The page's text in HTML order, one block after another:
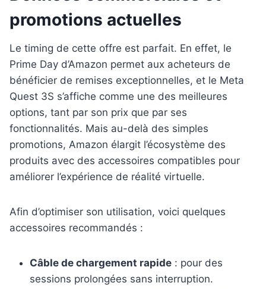
promotions actuelles
Le timing de cette offre est parfait. En effet, le
Prime Day d’Amazon permet aux acheteurs de
bénéficier de remises exceptionnelles, et le Meta
Quest 3S s’affiche comme une des meilleures
options, tant par son prix que par ses
fonctionnalités. Mais au-delà des simples
promotions, Amazon élargit l’écosystème des
produits avec des accessoires compatibles pour
améliorer l’expérience de réalité virtuelle.
Afin d’optimiser son utilisation, voici quelques
accessoires recommandés :
Câble de chargement rapide : pour des
sessions prolongées sans interruption.